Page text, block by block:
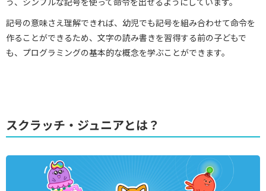
記号の意味さえ理解できれば、幼児でも記号を組み合わせて命令を
作ることができるため、文字の読み書きを習得する前の子どもで
も、プログラミングの基本的な概念を学ぶことができます。
スクラッチ・ジュニアとは？